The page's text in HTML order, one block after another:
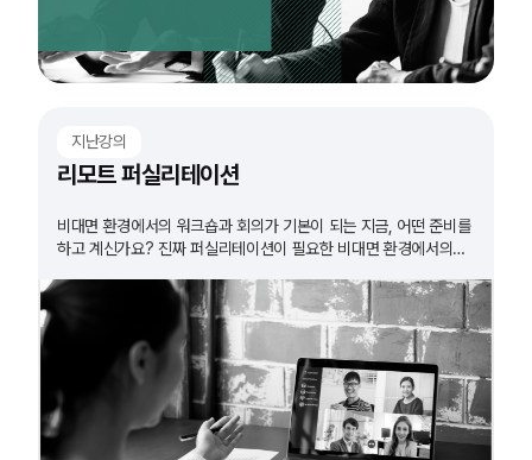
지난강의
리모트 퍼실리테이션
비대면 환경에서의 워크숍과 회의가 기본이 되는 지금, 어떤 준비를
하고 계신가요? 진짜 퍼실리테이션이 필요한 비대면 환경에서의